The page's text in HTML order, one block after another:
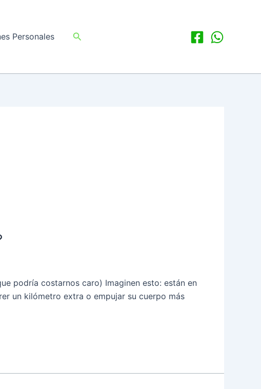
Personales Buscar
podría costarnos caro) Imaginen esto: están en
un kilómetro extra o empujar su cuerpo más